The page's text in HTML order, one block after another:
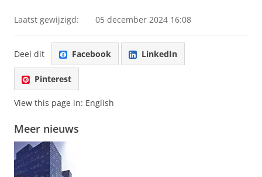
Laatst gewijzigd: 05 december 2024 16:08
Deel dit Facebook LinkedIn
Pinterest
View this page in: English
Meer nieuws